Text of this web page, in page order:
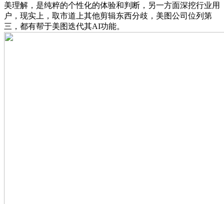
美理解，是纯粹的个性化的体验和判断，另一方面深挖行业用
户，现实上，取市道上其他剪辑东西分歧，美图公司位列第
三，都有帮于美图迭代其AI功能。